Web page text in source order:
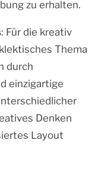
zu erhalten.
: Für die kreativ
Thema
durch
einzigartige
Denken
Layout